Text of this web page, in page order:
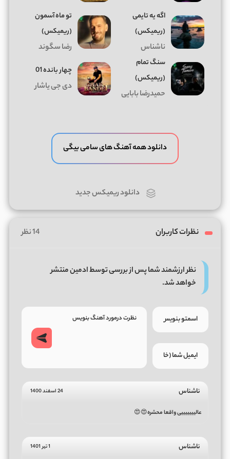
اگه یه تایمی
(ریمیکس)
ناشناس
تو ماه آسمون
(ریمیکس)
رضا سگوند
سنگ تمام
(ریمیکس)
حمیدرضا بابایی
چهار بانده 01
دی جی یاشار
دانلود همه آهنگ های سامی بیگی
دانلود ریمیکس جدید
نظرات کاربران 14 نظر
نظر ارزشمند شما پس از بررسی توسط ادمین منتشر
خواهد شد.
ناشناس 24 اسفند 1400
عالیییییییی واقعا محشره😍😍
ناشناس 1 تیر 1401